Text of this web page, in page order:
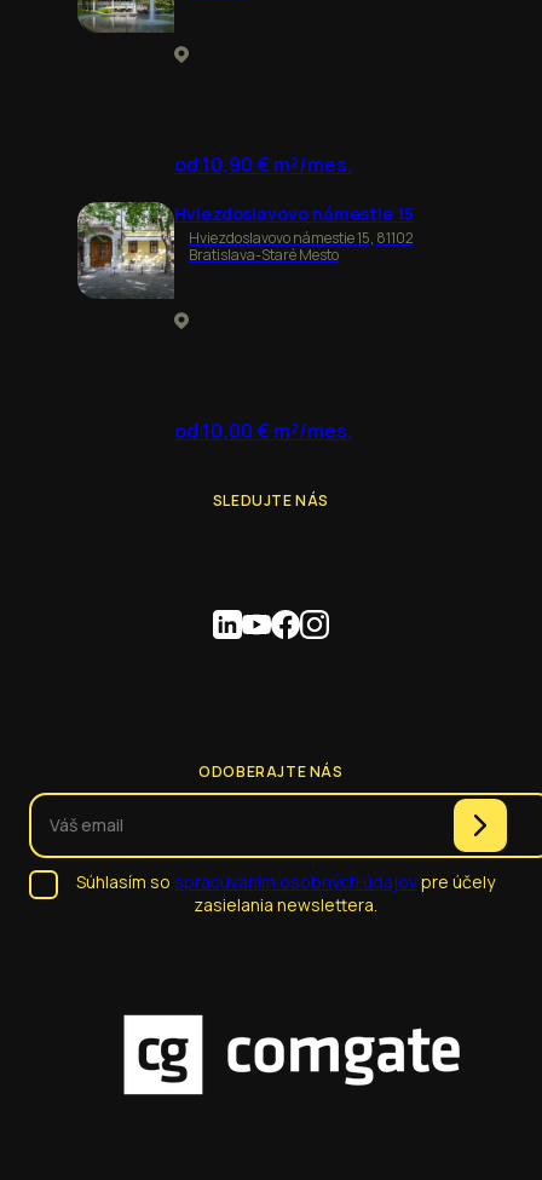
od 10,90 € m²/mes.
Hviezdoslavovo námestie 15
Hviezdoslavovo námestie 15, 81102
Bratislava-Staré Mesto
od 10,00 € m²/mes.
SLEDUJTE NÁS
ODOBERAJTE NÁS
Súhlasím so spracúvaním osobných údajovpre účely
zasielania newslettera.